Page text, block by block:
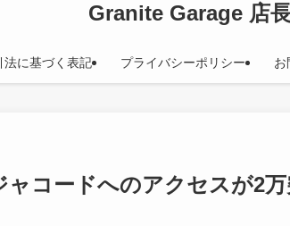
Granite Garage 店
法に基づく表記 プライバシーポリシー お
コードへのアクセスが2